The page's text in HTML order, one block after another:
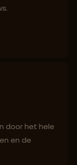
en milieu
door het hele
en de